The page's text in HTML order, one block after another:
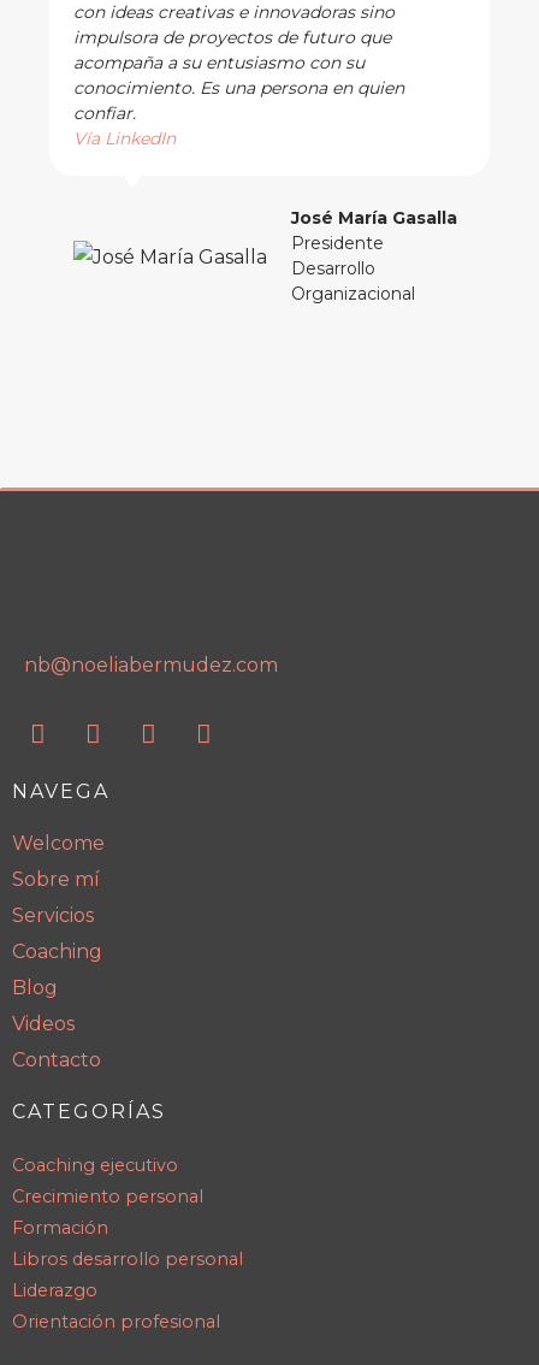
con ideas creativas e innovadoras sino
impulsora de proyectos de futuro que
acompaña a su entusiasmo con su
conocimiento. Es una persona en quien
confiar.
Vía LinkedIn
José María Gasalla
Presidente
Desarrollo
Organizacional
nb@noeliabermudez.com
NAVEGA
Welcome
Sobre mí
Servicios
Coaching
Blog
Videos
Contacto
CATEGORÍAS
Coaching ejecutivo
Crecimiento personal
Formación
Libros desarrollo personal
Liderazgo
Orientación profesional